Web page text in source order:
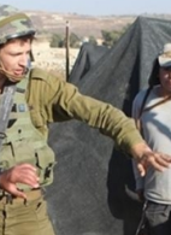
Tartışması